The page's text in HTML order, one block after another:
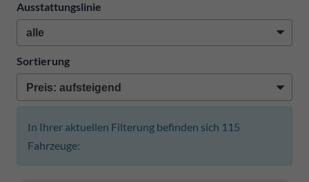
Ausstattungslinie
Sortierung
In Ihrer aktuellen Filterung befinden sich 115
Fahrzeuge: